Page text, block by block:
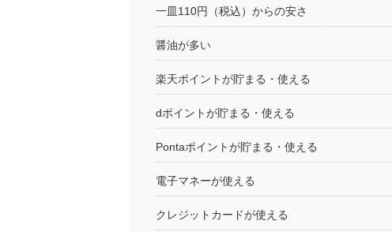
一皿110円（税込）からの安さ
醤油が多い
楽天ポイントが貯まる・使える
dポイントが貯まる・使える
Pontaポイントが貯まる・使える
電子マネーが使える
クレジットカードが使える